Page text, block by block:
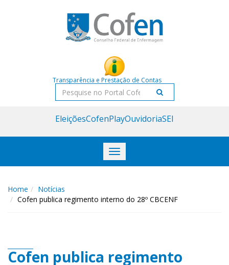
Transparência e Prestação de Contas
Pesquisar
EleiçõesCofenPlayOuvidoriaSEI
Toggle
navigation
Home
Notícias
Cofen publica regimento interno do 28º CBCENF
Cofen publica regimento